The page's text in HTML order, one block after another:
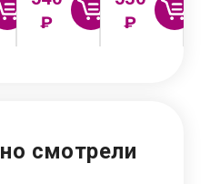
₽ ₽
смотрели